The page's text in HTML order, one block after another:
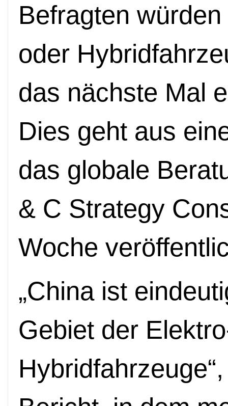
Befragten
oder
das nächste Mal
Dies geht aus
das globale
& C Strategy
Woche
„China ist
Gebiet der